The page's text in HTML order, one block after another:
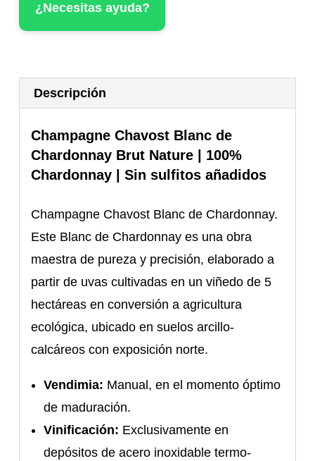
Blancs)
¿Necesitas ayuda?
Descripción
Champagne Chavost Blanc de
Chardonnay Brut Nature | 100%
Chardonnay | Sin sulfitos añadidos
Champagne Chavost Blanc de Chardonnay.
Este Blanc de Chardonnay es una obra
maestra de pureza y precisión, elaborado a
partir de uvas cultivadas en un viñedo de 5
hectáreas en conversión a agricultura
ecológica, ubicado en suelos arcillo-
calcáreos con exposición norte.
Vendimia: Manual, en el momento óptimo
de maduración.
Vinificación: Exclusivamente en
depósitos de acero inoxidable termo-